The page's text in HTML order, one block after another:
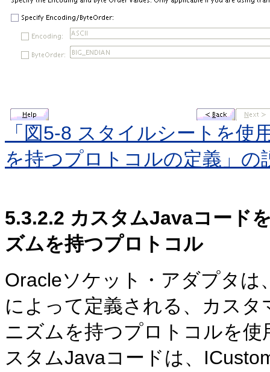
「図5-8 スタイルシートを
を持つプロトコルの定義」の
5.3.2.2 カスタムJavaコード
ズムを持つプロトコル
Oracleソケット・アダプタ
によって定義される、カス
ニズムを持つプロトコルを
スタムJavaコードは、